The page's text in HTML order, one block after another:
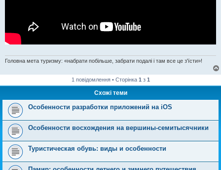
Головна мета туризму: «набрати побільше, забрати подалі і там все це з'їсти»!
1 повідомлення • Сторінка 1 з 1
Схожі теми
Особенности разработки приложений на iOS
Особенности восхождения на вершины-семитысячники
Туристическая обувь: виды и особенности